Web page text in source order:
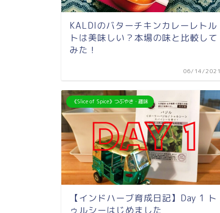
KALDIのバターチキンカレーレトル
トは美味しい？本場の味と比較して
みた！
06/14/2021
《Slice of Spice》つぶやき・趣味
【インドハーブ育成日記】Day 1 ト
ゥルシーはじめました